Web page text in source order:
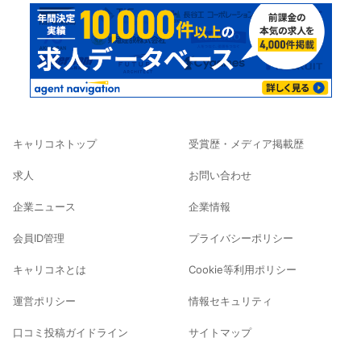
キャリコネトップ
求人
企業ニュース
会員ID管理
キャリコネとは
運営ポリシー
口コミ投稿ガイドライン
受賞歴・メディア掲載歴
お問い合わせ
企業情報
プライバシーポリシー
Cookie等利用ポリシー
情報セキュリティ
サイトマップ